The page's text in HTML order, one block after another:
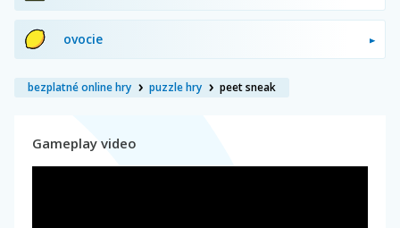
ovocie
bezplatné online hry puzzle hry peet sneak
Gameplay video